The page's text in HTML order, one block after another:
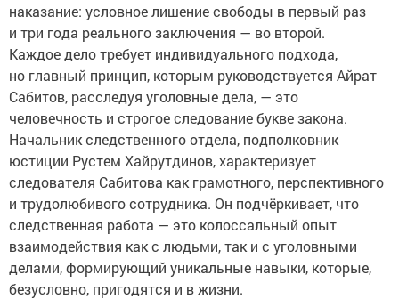
наказание: условное лишение свободы в первый раз
и три года реального заключения — во второй.
Каждое дело требует индивидуального подхода,
но главный принцип, которым руководствуется Айрат
Сабитов, расследуя уголовные дела, — это
человечность и строгое следование букве закона.
Начальник следственного отдела, подполковник
юстиции Рустем Хайрутдинов, характеризует
следователя Сабитова как грамотного, перспективного
и трудолюбивого сотрудника. Он подчёркивает, что
следственная работа — это колоссальный опыт
взаимодействия как с людьми, так и с уголовными
делами, формирующий уникальные навыки, которые,
безусловно, пригодятся и в жизни.